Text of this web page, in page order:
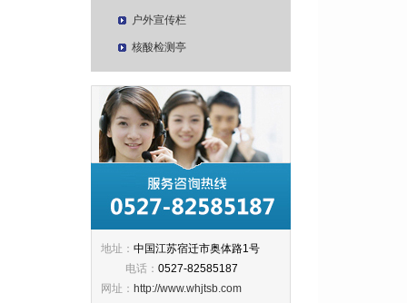
户外宣传栏
核酸检测亭
地址： 中国江苏宿迁市奥体路1号
电话： 0527-82585187
网址： http://www.whjtsb.com